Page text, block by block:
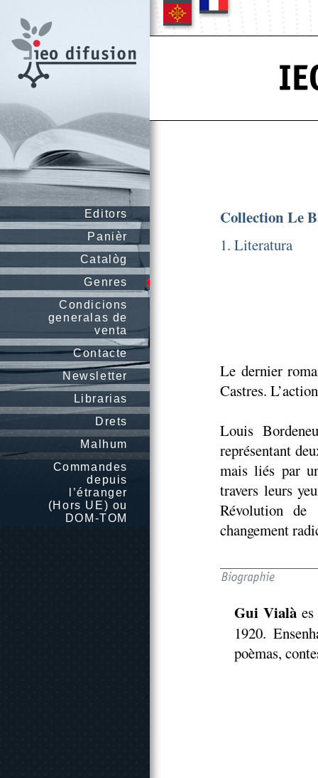
Editors
Panièr
Catalòg
Genres
Condicions
generalas de
venta
Contacte
Newsletter
Librarias
Drets
Malhum
Commandes
depuis
l’étranger
(Hors UE) ou
DOM-TOM
Collection Le
1. Literatura
Le dernier
Castres.
Louis
représentant
mais liés par
travers leurs
Révolution
changement
Gui Vialàes
1920.
poèmas,